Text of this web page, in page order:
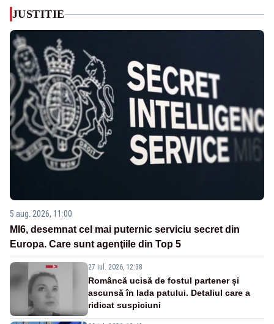
JUSTITIE
5 aug. 2026, 11:00
MI6, desemnat cel mai puternic serviciu secret din
Europa. Care sunt agenţiile din Top 5
27 iul. 2026, 12:38
Româncă ucisă de fostul partener și
ascunsă în lada patului. Detaliul care a
ridicat suspiciuni